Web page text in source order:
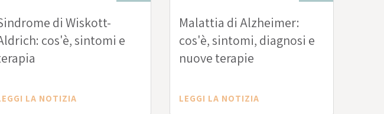
di Wiskott-
cos'è, sintomi e
LA NOTIZIA
Malattia di Alzheimer:
cos'è, sintomi, diagnosi e
nuove terapie
LEGGI LA NOTIZIA